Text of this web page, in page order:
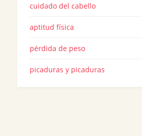
cuidado del cabello
aptitud física
pérdida de peso
picaduras y picaduras